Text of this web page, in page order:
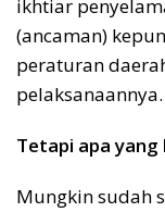
ikhtiar
(ancaman)
peraturan
pelaksanaannya.
Tetapi apa yang
Mungkin sudah